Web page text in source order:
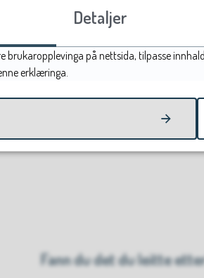
Fann du det du leitte
Detaljer
på nettsida, tilpasse
erklæringa.